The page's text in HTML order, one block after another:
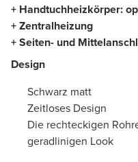
+ Handtuchheizkörper:
+ Zentralheizung
+ Seiten- und
Design
Schwarz matt
Zeitloses Design
Die rechteckigen
geradlinigen Look